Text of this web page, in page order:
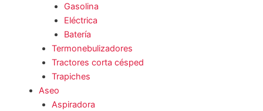
Gasolina
Eléctrica
Batería
Termonebulizadores
Tractores corta césped
Trapiches
Aseo
Aspiradora